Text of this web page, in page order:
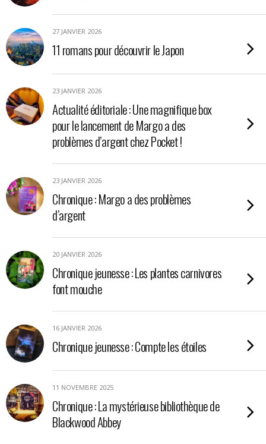
27 JANVIER 2026
11 romans pour découvrir le Japon
23 JANVIER 2026
Actualité éditoriale : Une magnifique box
pour le lancement de Margo a des
problèmes d’argent chez Pocket !
23 JANVIER 2026
Chronique : Margo a des problèmes
d’argent
20 JANVIER 2026
Chronique jeunesse : Les plantes carnivores
font mouche
16 JANVIER 2026
Chronique jeunesse : Compte les étoiles
11 NOVEMBRE 2025
Chronique : La mystérieuse bibliothèque de
Blackwood Abbey